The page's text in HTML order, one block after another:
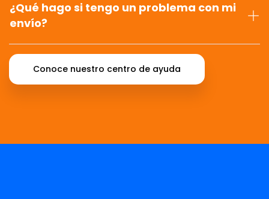
¿Qué hago si tengo un problema con mi
envío?
Conoce nuestro centro de ayuda